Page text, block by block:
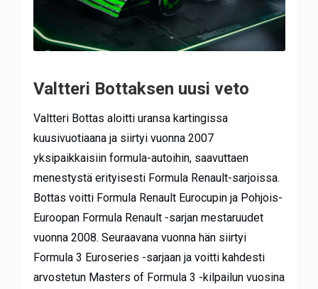
Valtteri Bottaksen uusi veto
Valtteri Bottas aloitti uransa kartingissa
kuusivuotiaana ja siirtyi vuonna 2007
yksipaikkaisiin formula-autoihin, saavuttaen
menestystä erityisesti Formula Renault-sarjoissa.
Bottas voitti Formula Renault Eurocupin ja Pohjois-
Euroopan Formula Renault -sarjan mestaruudet
vuonna 2008. Seuraavana vuonna hän siirtyi
Formula 3 Euroseries -sarjaan ja voitti kahdesti
arvostetun Masters of Formula 3 -kilpailun vuosina